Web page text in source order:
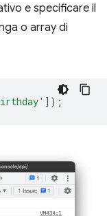
e specificare il
o array di
]);